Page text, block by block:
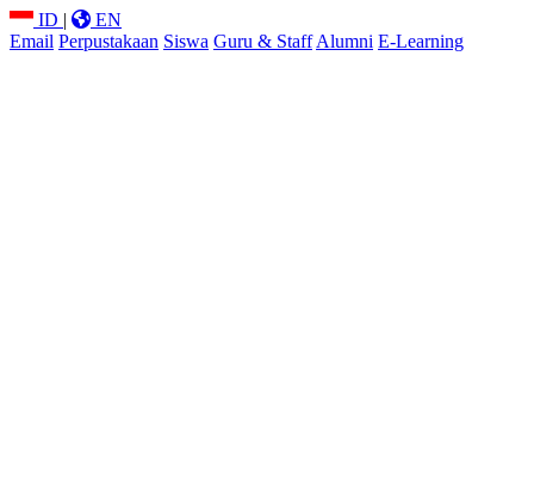
ID |
EN
Email Perpustakaan Siswa Guru & Staff Alumni E-Learning